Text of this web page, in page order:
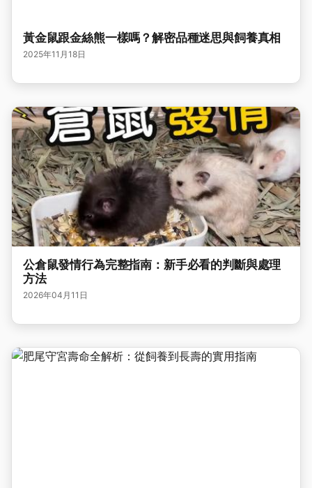
黃金鼠跟金絲熊一樣嗎？解密品種迷思與飼養真相
2025年11月18日
公倉鼠發情行為完整指南：新手必看的判斷與處理
方法
2026年04月11日